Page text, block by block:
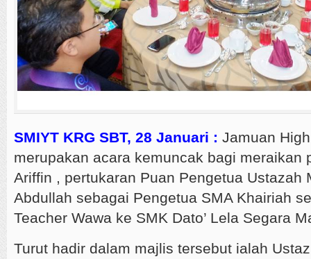
SMIYT KRG SBT, 28 Januari : Jamuan
merupakan acara kemuncak bagi meraikan
Ariffin , pertukaran Puan Pengetua Ustazah
Abdullah sebagai Pengetua SMA Khairiah
Teacher Wawa ke SMK Dato’ Lela Segara
Turut hadir dalam majlis tersebut ialah